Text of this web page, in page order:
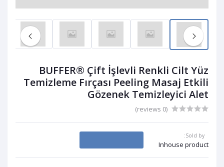
BUFFER® Çift İşlevli Renkli Cilt Yüz
Temizleme Fırçası Peeling Masaj Etkili
Gözenek Temizleyici Alet
(0 reviews)
Sold by:
Inhouse product